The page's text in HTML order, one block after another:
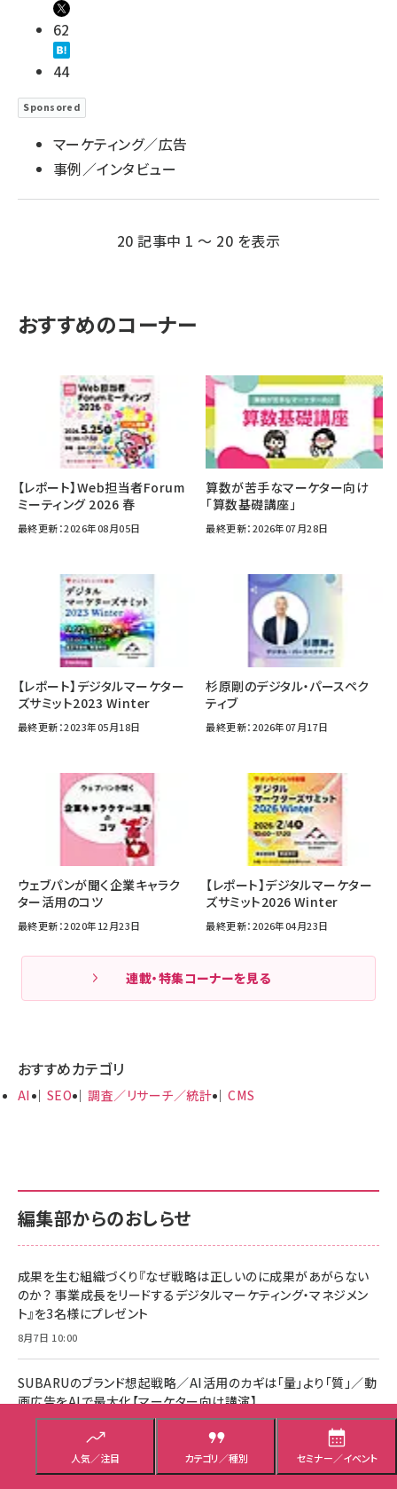
人気／注目 カテゴリ／種別 セミナー／イベント
62
44
Sponsored
マーケティング／広告
事例／インタビュー
20 記事中 1 ～ 20 を表示
おすすめのコーナー
【レポート】Web担当者Forum
ミーティング 2026 春
最終更新：2026年08月05日
算数が苦手なマーケター向け
「算数基礎講座」
最終更新：2026年07月28日
【レポート】デジタルマーケター
ズサミット2023 Winter
最終更新：2023年05月18日
杉原剛のデジタル・パースペク
ティブ
最終更新：2026年07月17日
ウェブパンが聞く企業キャラク
ター活用のコツ
最終更新：2020年12月23日
【レポート】デジタルマーケター
ズサミット2026 Winter
最終更新：2026年04月23日
連載・特集コーナーを見る
おすすめカテゴリ
AI SEO 調査／リサーチ／統計 CMS
編集部からのおしらせ
成果を生む組織づくり『なぜ戦略は正しいのに成果があがらない
のか？ 事業成長をリードするデジタルマーケティング・マネジメン
ト』を3名様にプレゼント
8月7日 10:00
SUBARUのブランド想起戦略／AI活用のカギは「量」より「質」／動
画広告をAIで最大化【マーケター向け講演】
8月7日 7:04
人と機械の両方に読まれるための「アクセシビリティツリー」／AI